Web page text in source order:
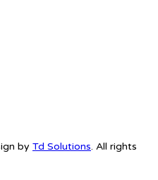
by Td Solutions. All rights